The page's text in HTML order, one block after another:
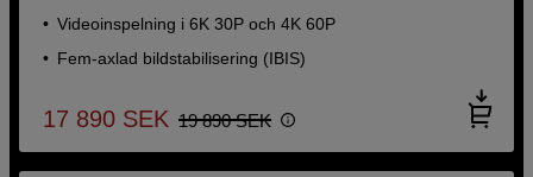
Videoinspelning i 6K 30P och 4K 60P
Fem-axlad bildstabilisering (IBIS)
17 890 SEK 19 890 SEK